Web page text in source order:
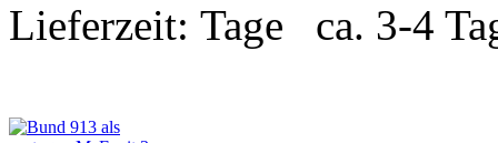
Lieferzeit: ca. 3-4